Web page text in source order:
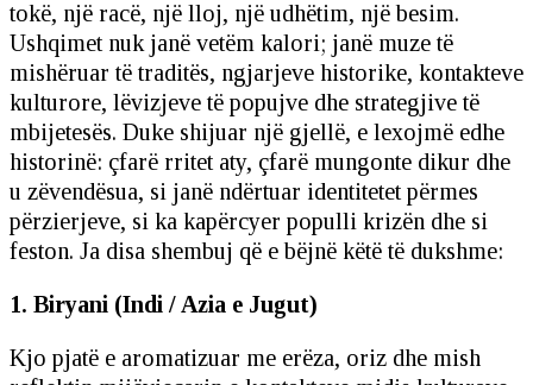
tokë, një racë, një lloj, një udhëtim, një besim.
Ushqimet nuk janë vetëm kalori; janë muze të
mishëruar të traditës, ngjarjeve historike, kontakteve
kulturore, lëvizjeve të popujve dhe strategjive të
mbijetesës. Duke shijuar një gjellë, e lexojmë edhe
historinë: çfarë rritet aty, çfarë mungonte dikur dhe
u zëvendësua, si janë ndërtuar identitetet përmes
përzierjeve, si ka kapërcyer populli krizën dhe si
feston. Ja disa shembuj që e bëjnë këtë të dukshme:
1. Biryani (Indi / Azia e Jugut)
Kjo pjatë e aromatizuar me erëza, oriz dhe mish